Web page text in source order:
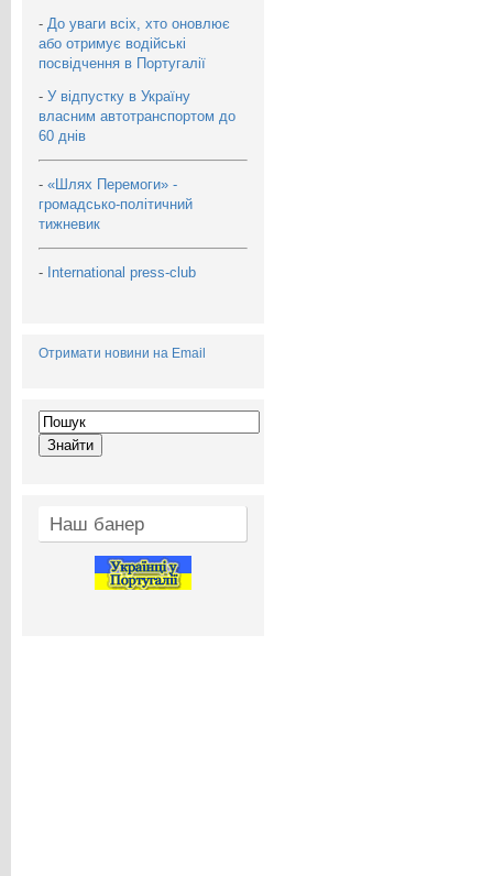
- До уваги всіх, хто оновлює
або отримує водійські
посвідчення в Португалії
- У відпустку в Україну
власним автотранспортом до
60 днів
- «Шлях Перемоги» -
громадсько-політичний
тижневик
- International press-club
Отримати новини на Email
Наш банер